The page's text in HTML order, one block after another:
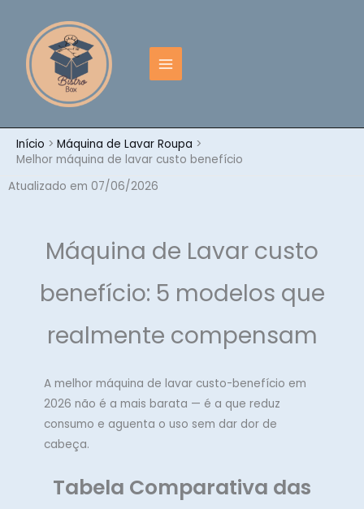
conteúdo
Início
Máquina de Lavar Roupa
Melhor máquina de lavar custo benefício
Atualizado em 07/06/2026
Máquina de Lavar custo
benefício: 5 modelos que
realmente compensam
A melhor máquina de lavar custo-benefício em
2026 não é a mais barata — é a que reduz
consumo e aguenta o uso sem dar dor de
cabeça.
Tabela Comparativa das